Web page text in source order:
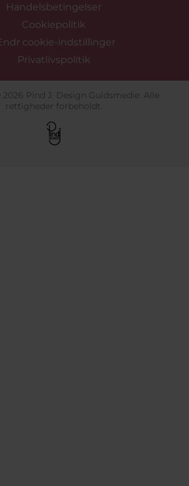
Handelsbetingelser
Cookiepolitik
cookie-indstillinger
Privatlivspolitik
Pind J. Design Guldsmedie. Alle
rettigheder forbeholdt.